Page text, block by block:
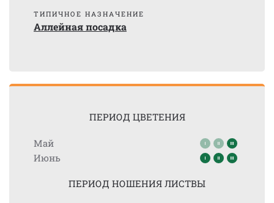
ТИПИЧНОЕ НАЗНАЧЕНИЕ
Аллейная посадка
ПЕРИОД ЦВЕТЕНИЯ
Май
Июнь
ПЕРИОД НОШЕНИЯ ЛИСТВЫ